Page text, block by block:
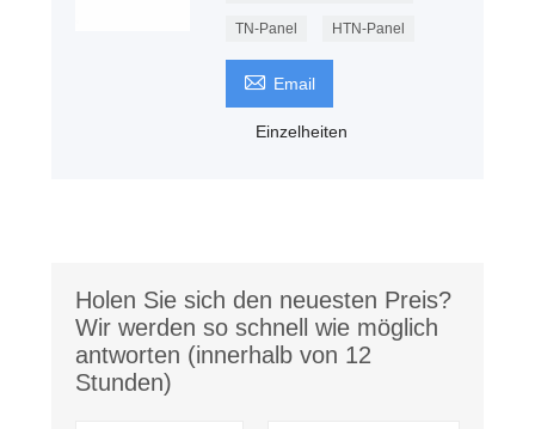
TN-Panel HTN-Panel
 Email
Einzelheiten
Holen Sie sich den neuesten Preis?
Wir werden so schnell wie möglich
antworten (innerhalb von 12
Stunden)